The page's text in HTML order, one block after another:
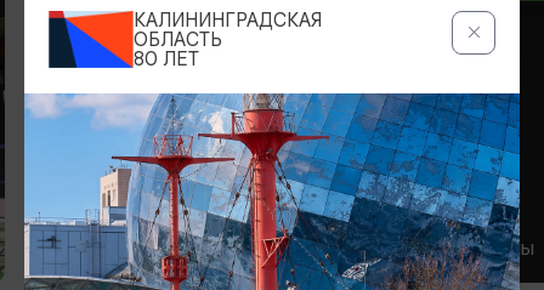
РЕСТОРАНЫ РЕСТОРАНЫ
КАЛИНИНГРАДСКАЯ
ОБЛАСТЬ
80 ЛЕТ